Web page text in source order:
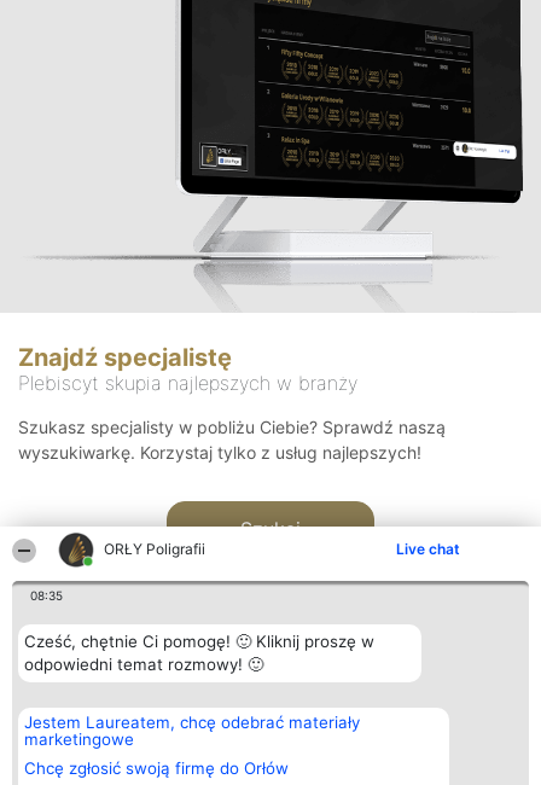
ORŁY Poligrafii Live chat
08:35
Cześć, chętnie Ci pomogę! 🙂 Kliknij proszę w
odpowiedni temat rozmowy! 🙂
Jestem Laureatem, chcę odebrać materiały
marketingowe
Chcę zgłosić swoją firmę do Orłów
Znajdź specjalistę
Plebiscyt skupia najlepszych w branży
Szukasz specjalisty w pobliżu Ciebie? Sprawdź naszą
wyszukiwarkę. Korzystaj tylko z usług najlepszych!
Szukaj
Organizator plebiscytu
Bright Side Solutions sp. z o.
o. sp. k.
ul. Ruska 22
Wrocław 50-079
Plebiscyt
Laureaci
wszystkich
Laureatów
Kontakt
Kontakt